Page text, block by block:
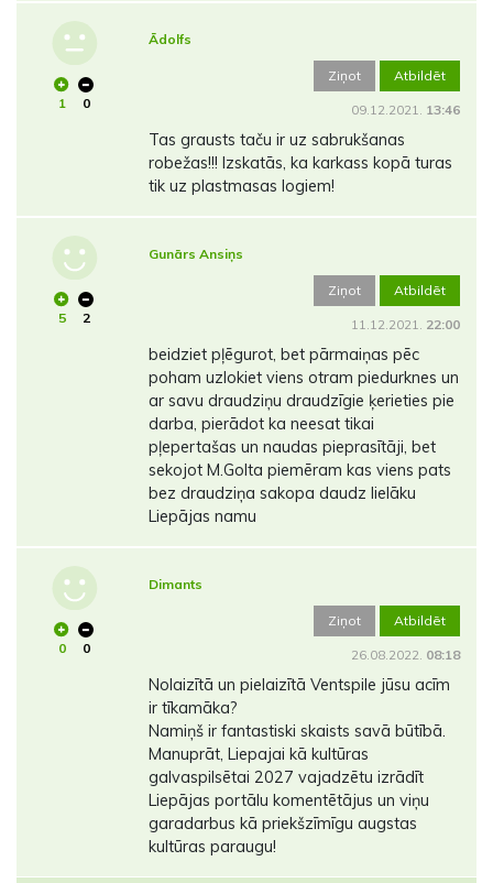
1 0
Ādolfs
Ziņot Atbildēt
09.12.2021. 13:46
Tas grausts taču ir uz sabrukšanas
robežas!!! Izskatās, ka karkass kopā turas
tik uz plastmasas logiem!
5 2
Gunārs Ansiņs
Ziņot Atbildēt
11.12.2021. 22:00
beidziet pļēgurot, bet pārmaiņas pēc
poham uzlokiet viens otram piedurknes un
ar savu draudziņu draudzīgie ķerieties pie
darba, pierādot ka neesat tikai
pļepertašas un naudas pieprasītāji, bet
sekojot M.Golta piemēram kas viens pats
bez draudziņa sakopa daudz lielāku
Liepājas namu
0 0
Dimants
Ziņot Atbildēt
26.08.2022. 08:18
Nolaizītā un pielaizītā Ventspile jūsu acīm
ir tīkamāka?
Namiņš ir fantastiski skaists savā būtībā.
Manuprāt, Liepajai kā kultūras
galvaspilsētai 2027 vajadzētu izrādīt
Liepājas portālu komentētājus un viņu
garadarbus kā priekšzīmīgu augstas
kultūras paraugu!